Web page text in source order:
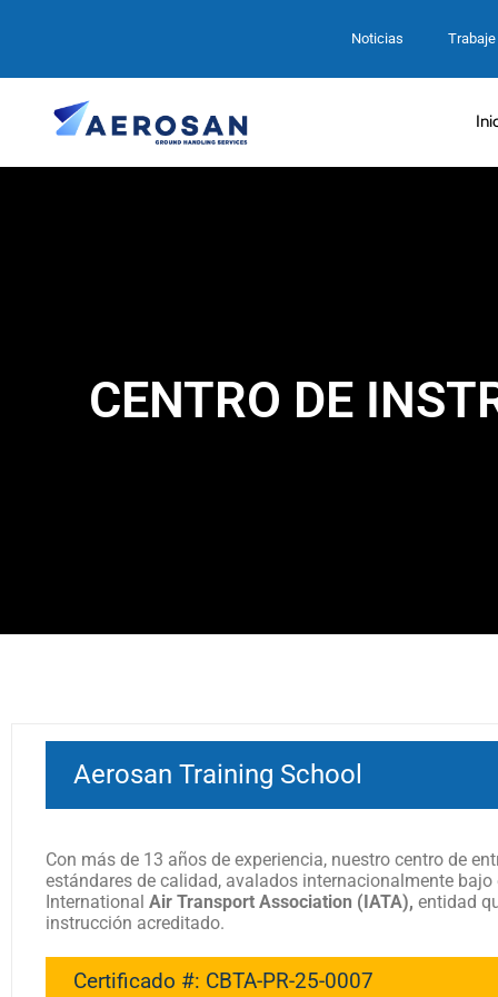
Noticias
CENTRO DE
Aerosan Training School
Con más de 13 años de experiencia, nuestro centro de
estándares de calidad, avalados internacionalmente
International Air Transport Association (IATA), entidad
instrucción acreditado.
Certificado #: CBTA-PR-25-0007